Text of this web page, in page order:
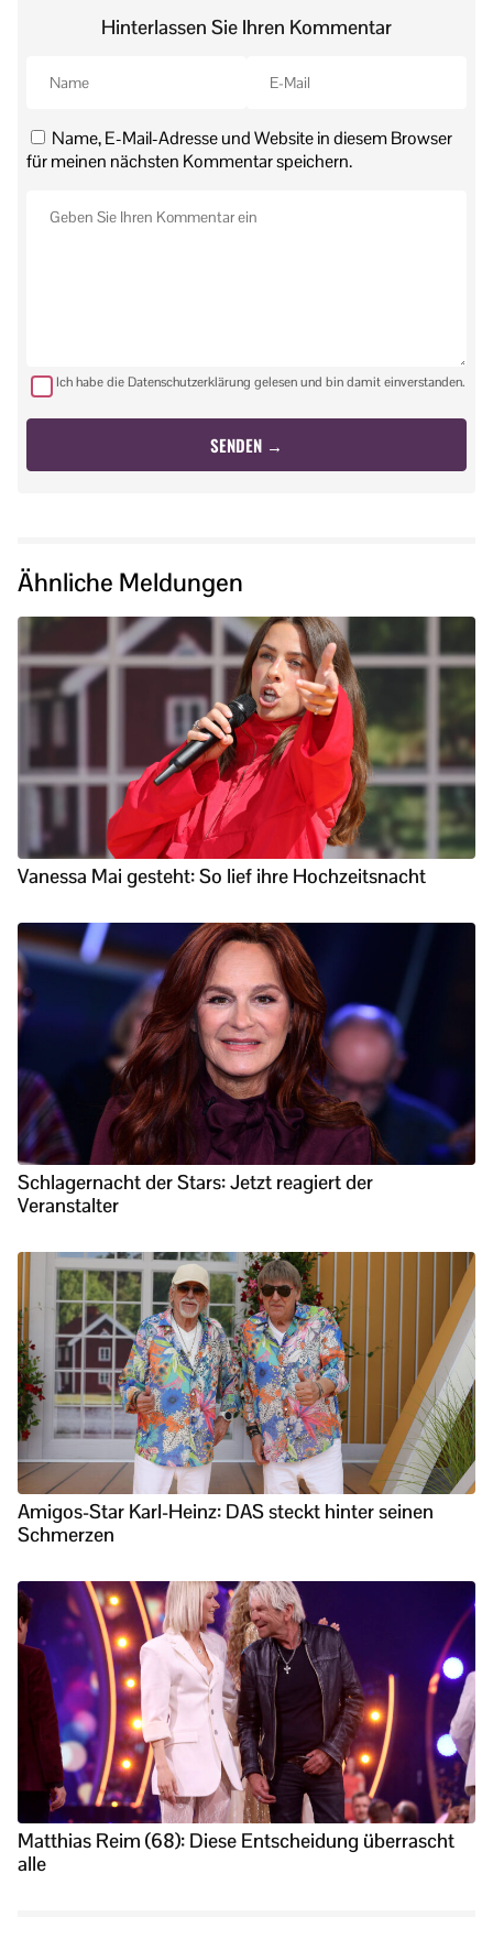
Hinterlassen Sie Ihren Kommentar
Name, E-Mail-Adresse und Website in diesem Browser
für meinen nächsten Kommentar speichern.
Ich habe die Datenschutzerklärung gelesen und bin damit einverstanden.
Ähnliche Meldungen
Vanessa Mai gesteht: So lief ihre Hochzeitsnacht
Schlagernacht der Stars: Jetzt reagiert der
Veranstalter
Amigos-Star Karl-Heinz: DAS steckt hinter seinen
Schmerzen
Matthias Reim (68): Diese Entscheidung überrascht
alle